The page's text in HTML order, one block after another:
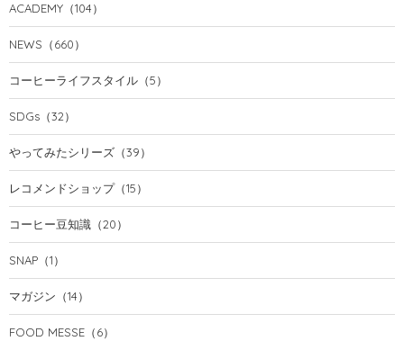
ACADEMY （104）
NEWS （660）
コーヒーライフスタイル （5）
SDGs （32）
やってみたシリーズ （39）
レコメンドショップ（15）
コーヒー豆知識 （20）
SNAP （1）
マガジン （14）
FOOD MESSE （6）